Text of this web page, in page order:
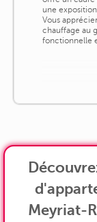
une
Vous
chauffage au
fonctionnelle
Meyriat-